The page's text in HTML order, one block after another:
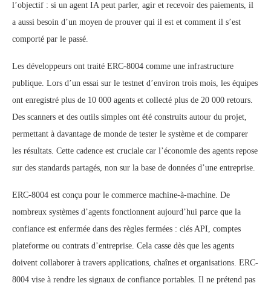
l’objectif : si un agent IA peut parler, agir et recevoir des paiements, il
a aussi besoin d’un moyen de prouver qui il est et comment il s’est
comporté par le passé.
Les développeurs ont traité ERC-8004 comme une infrastructure
publique. Lors d’un essai sur le testnet d’environ trois mois, les équipes
ont enregistré plus de 10 000 agents et collecté plus de 20 000 retours.
Des scanners et des outils simples ont été construits autour du projet,
permettant à davantage de monde de tester le système et de comparer
les résultats. Cette cadence est cruciale car l’économie des agents repose
sur des standards partagés, non sur la base de données d’une entreprise.
ERC-8004 est conçu pour le commerce machine-à-machine. De
nombreux systèmes d’agents fonctionnent aujourd’hui parce que la
confiance est enfermée dans des règles fermées : clés API, comptes
plateforme ou contrats d’entreprise. Cela casse dès que les agents
doivent collaborer à travers applications, chaînes et organisations. ERC-
8004 vise à rendre les signaux de confiance portables. Il ne prétend pas